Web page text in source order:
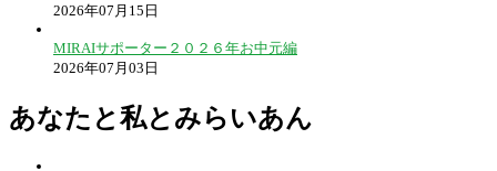
2026年07月15日
MIRAIサポーター２０２６年お中元編
2026年07月03日
あなたと私とみらいあん